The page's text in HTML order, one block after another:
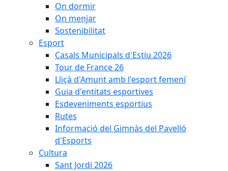
On dormir
On menjar
Sostenibilitat
Esport
Casals Municipals d'Estiu 2026
Tour de France 26
Lliçà d'Amunt amb l'esport femení
Guia d'entitats esportives
Esdeveniments esportius
Rutes
Informació del Gimnàs del Pavelló
d'Esports
Cultura
Sant Jordi 2026